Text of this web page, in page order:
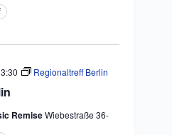
Regionaltreff Berlin
RemiseWiebestraße 36-